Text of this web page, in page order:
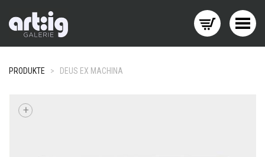
Menü wechseln
PRODUKTE > DEUS EX MACHINA
+